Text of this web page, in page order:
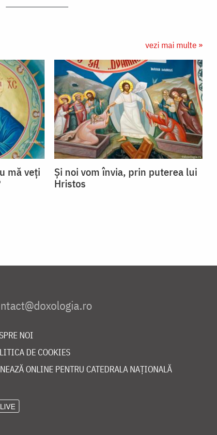
vezi mai multe »
mă veţi
Și noi vom învia, prin puterea lui
Hristos
NOI
DE COOKIES
ONLINE PENTRU CATEDRALA NAȚIONALĂ
LIVE